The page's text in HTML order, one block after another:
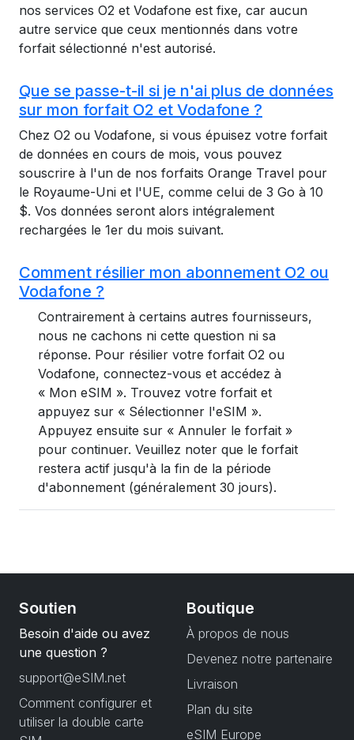
nos services O2 et Vodafone est fixe, car aucun
autre service que ceux mentionnés dans votre
forfait sélectionné n'est autorisé.
Que se passe-t-il si je n'ai plus de données
sur mon forfait O2 et Vodafone ?
Chez O2 ou Vodafone, si vous épuisez votre forfait
de données en cours de mois, vous pouvez
souscrire à l'un de nos forfaits Orange Travel pour
le Royaume-Uni et l'UE, comme celui de 3 Go à 10
$. Vos données seront alors intégralement
rechargées le 1er du mois suivant.
Comment résilier mon abonnement O2 ou
Vodafone ?
Contrairement à certains autres fournisseurs,
nous ne cachons ni cette question ni sa
réponse. Pour résilier votre forfait O2 ou
Vodafone, connectez-vous et accédez à
« Mon eSIM ». Trouvez votre forfait et
appuyez sur « Sélectionner l'eSIM ».
Appuyez ensuite sur « Annuler le forfait »
pour continuer. Veuillez noter que le forfait
restera actif jusqu'à la fin de la période
d'abonnement (généralement 30 jours).
Soutien
Besoin d'aide ou avez
une question ?
support@eSIM.net
Comment configurer et
utiliser la double carte
Boutique
À propos de nous
Devenez notre partenaire
Livraison
Plan du site
eSIM Europe